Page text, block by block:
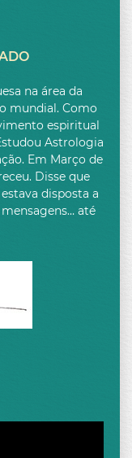
na área da
mundial. Como
espiritual
Astrologia
Em Março de
Disse que
disposta a
até